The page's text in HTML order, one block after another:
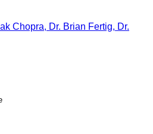
Chopra, Dr. Brian Fertig, Dr.